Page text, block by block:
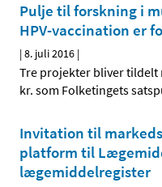
Pulje til forskning i
HPV-vaccination er
|8. juli 2016 |
Tre projekter bliver tildelt
kr. som Folketingets
Invitation til
platform til
lægemiddelregister